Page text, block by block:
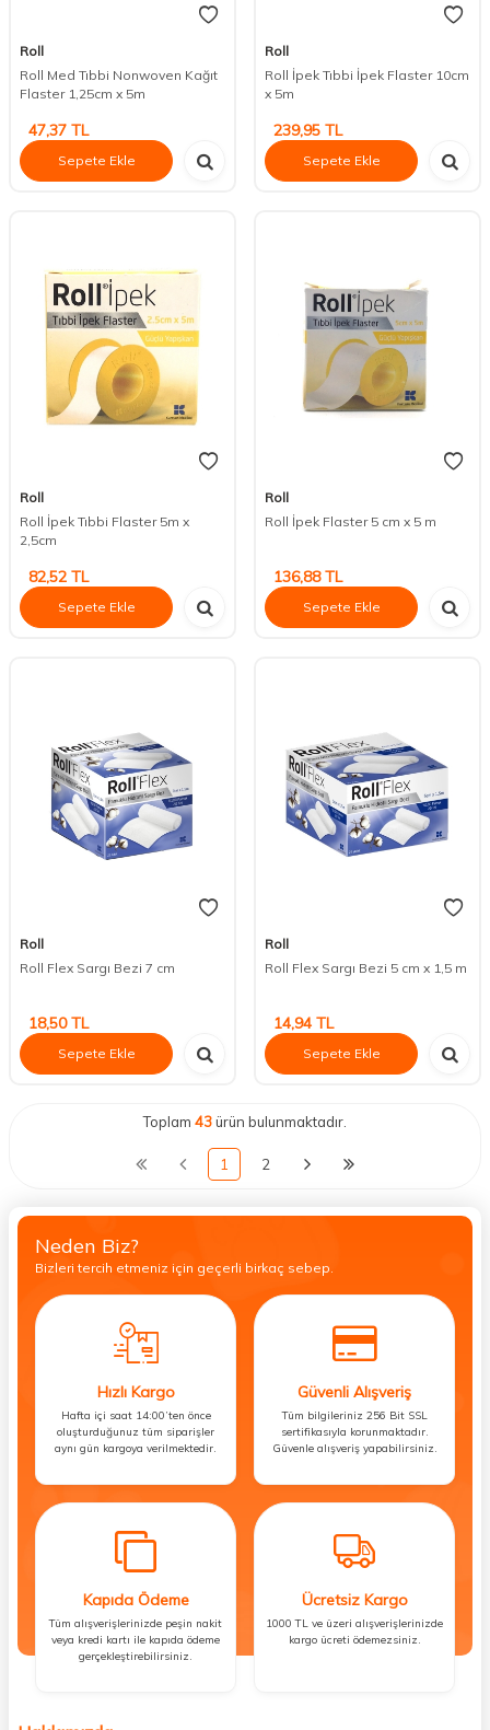
Roll
Roll Med Tıbbi Nonwoven Kağıt
Flaster 1,25cm x 5m
47,37 TL
Sepete Ekle
Roll
Roll İpek Tıbbi İpek Flaster 10cm
x 5m
239,95 TL
Sepete Ekle
Roll
Roll İpek Tıbbi Flaster 5m x
2,5cm
82,52 TL
Sepete Ekle
Roll
Roll İpek Flaster 5 cm x 5 m
136,88TL
Sepete Ekle
Roll
Roll Flex Sargı Bezi 7 cm
18,50TL
Sepete Ekle
Roll
Roll Flex Sargı Bezi 5 cm x 1,5 m
14,94 TL
Sepete Ekle
Toplam 43ürün bulunmaktadır.
1 2
Neden Biz?
Bizleri tercih etmeniz için geçerli birkaç sebep.
Hızlı Kargo
Hafta içi saat 14:00’ten önce
oluşturduğunuz tüm siparişler
aynı gün kargoya verilmektedir.
Güvenli Alışveriş
Tüm bilgileriniz 256 Bit SSL
sertifikasıyla korunmaktadır.
Güvenle alışveriş yapabilirsiniz.
Kapıda Ödeme
Tüm alışverişlerinizde peşin nakit
veya kredi kartı ile kapıda ödeme
gerçekleştirebilirsiniz.
Ücretsiz Kargo
1000 TL ve üzeri alışverişlerinizde
kargo ücreti ödemezsiniz.